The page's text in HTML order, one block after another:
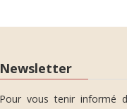
Newsletter
Pour vous tenir informé